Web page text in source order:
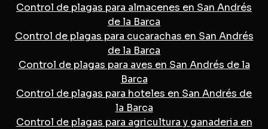
Control de plagas para almacenes en San Andrés
de la Barca
Control de plagas para cucarachas en San Andrés
de la Barca
Control de plagas para aves en San Andrés de la
Barca
Control de plagas para hoteles en San Andrés de
la Barca
Control de plagas para agricultura y ganaderia en